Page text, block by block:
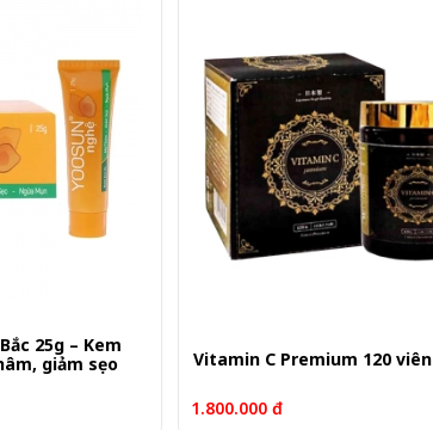
25g – Kem
giảm sẹo
Vitamin C Premium 120 viên
1.800.000 đ